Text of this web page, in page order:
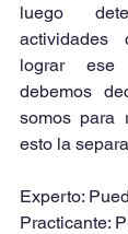
luego
actividades
lograr ese
debemos
somos para
esto la
Experto:
Practicante: